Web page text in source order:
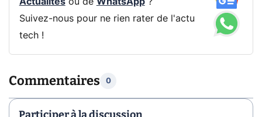
Actualitésou de WhatsApp?
Suivez-nous pour ne rien rater de l'actu
tech !
Commentaires 0